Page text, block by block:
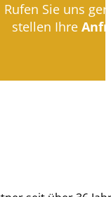
Rufen Sie uns
stellen Ihre